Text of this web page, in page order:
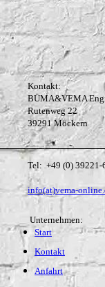
Kontakt:
BÜMA&VEMA
Rutenweg 22
39291 Möckern
Tel: +49 (0) 39221-
info(at)vema-
Unternehmen:
Start
Kontakt
Anfahrt